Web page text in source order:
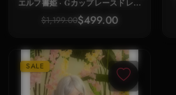
エルフ書姫 · Gカップレースドレス
$1,199.00$499.00
SALE